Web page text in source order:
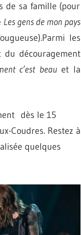
de sa famille (pour
Les gens de mon pays
les
découragement
c’est beauet la
dès le 15
Coudres. Restez à
quelques